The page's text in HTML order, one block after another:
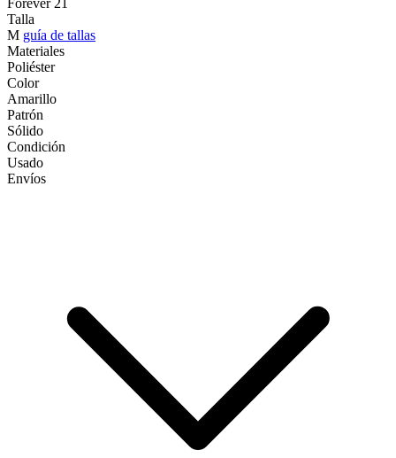
Talla
M guía de tallas
Materiales
Poliéster
Color
Amarillo
Patrón
Sólido
Condición
Usado
Envíos